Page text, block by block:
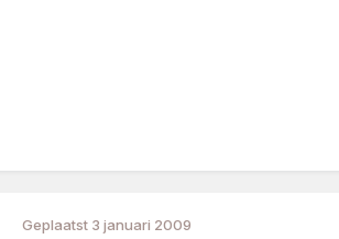
Geplaatst 3 januari 2009